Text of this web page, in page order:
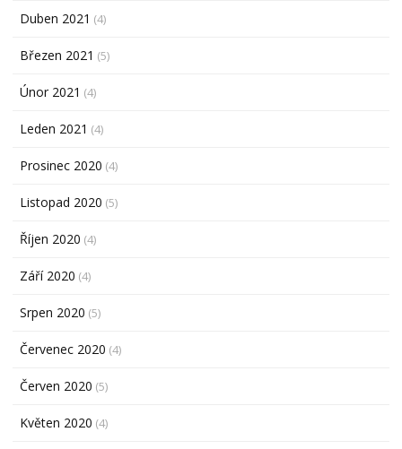
Duben 2021 (4)
Březen 2021 (5)
Únor 2021 (4)
Leden 2021 (4)
Prosinec 2020 (4)
Listopad 2020 (5)
Říjen 2020 (4)
Září 2020 (4)
Srpen 2020 (5)
Červenec 2020 (4)
Červen 2020 (5)
Květen 2020 (4)